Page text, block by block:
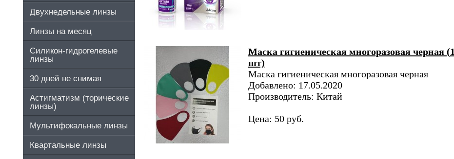
Маска гигиеническая многоразовая черная (1
шт)
Маска гигиеническая многоразовая черная
Добавлено: 17.05.2020
Производитель: Китай
Цена: 50 руб.
Двухнедельные линзы
Линзы на месяц
Силикон-гидрогелевые
линзы
30 дней не снимая
Астигматизм (торические
линзы)
Мультифокальные линзы
Квартальные линзы